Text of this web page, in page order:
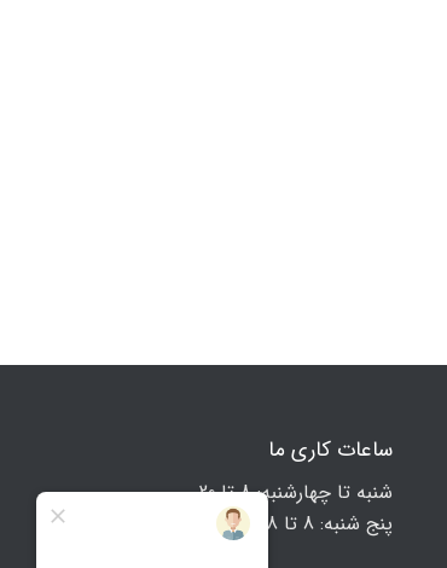
ساعات کاری ما
شنبه تا چهارشنبه: 8 تا 20
پنج شنبه: 8 تا 18